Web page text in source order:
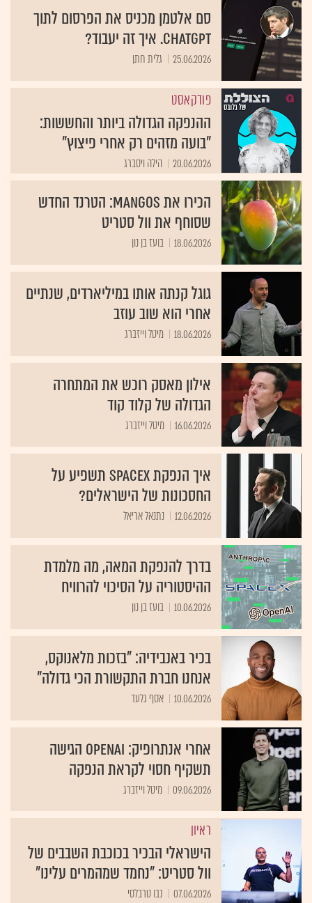
סם אלטמן מכניס את הפרסום לתוך
ChatGPT. איך זה יעבוד?
25.06.2026 גלית חתן
פודקאסט
ההנפקה הגדולה ביותר והחששות:
"בועה מזהים רק אחרי פיצוץ"
20.06.2026 הילה ויסברג
הכירו את MANGOS: הטרנד החדש
שסוחף את וול סטריט
18.06.2026 בועז בן נון
גוגל קנתה אותו במיליארדים, שנתיים
אחרי הוא שוב עוזב
18.06.2026 מיטל וייזברג
אילון מאסק רוכש את המתחרה
הגדולה של קלוד קוד
16.06.2026 מיטל וייזברג
איך הנפקת SpaceX תשפיע על
החסכונות של הישראלים?
12.06.2026 נתנאל אריאל
בדרך להנפקת המאה, מה מלמדת
ההיסטוריה על הסיכוי להרוויח
10.06.2026 בועז בן נון
בכיר באנבידיה: "בזכות מלאנוקס,
אנחנו חברת התקשורת הכי גדולה"
10.06.2026 אסף גלעד
אחרי אנתרופיק: OpenAI הגישה
תשקיף חסוי לקראת הנפקה
09.06.2026 מיטל וייזברג
ראיון
הישראלי הבכיר בכוכבת השבבים של
וול סטריט: "נחמד שמהמרים עלינו"
07.06.2026 נבו טרבלסי